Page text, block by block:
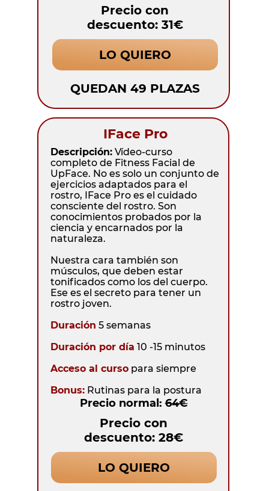
LO QUIERO
Precio con
descuento: 28€
Precio normal:64€
Descripción: Vídeo-curso
completo de Fitness Facial de
UpFace. No es solo un conjunto de
ejercicios adaptados para el
rostro, IFace Pro es el cuidado
consciente del rostro. Son
conocimientos probados por la
ciencia y encarnados por la
naturaleza.
Nuestra cara también son
músculos, que deben estar
tonificados como los del cuerpo.
Ese es el secreto para tener un
rostro joven.
Duración 5 semanas
Duración por día 10 -15 minutos
Acceso al curso para siempre
Bonus: Rutinas para la postura
IFace Pro
QUEDAN 49 PLAZAS
LO QUIERO
Precio con
descuento: 31€